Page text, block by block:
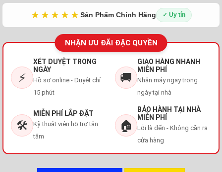
★★★★★Sản Phẩm Chính Hãng ✓ Uy tín
NHẬN ƯU ĐÃI ĐẶC QUYỀN
⚡
XÉT DUYỆT TRONG
NGÀY
Hồ sơ online - Duyệt chỉ
15 phút
🚚
GIAO HÀNG NHANH
MIỄN PHÍ
Nhận máy ngay trong
ngày tại nhà
🛠️
MIỄN PHÍ LẮP ĐẶT
Kỹ thuật viên hỗ trợ tận
tâm
🏠
BẢO HÀNH TẠI NHÀ
MIỄN PHÍ
Lỗi là đến - Không cần ra
cửa hàng